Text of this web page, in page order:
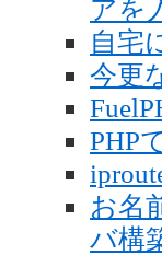
アを
自宅
今更
PHP
お名
バ構